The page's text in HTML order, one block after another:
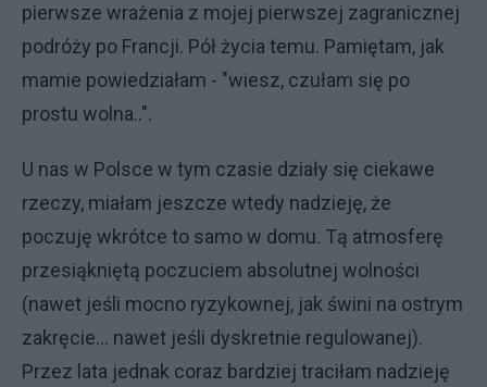
pierwsze wrażenia z mojej pierwszej zagranicznej
podróży po Francji. Pół życia temu. Pamiętam, jak
mamie powiedziałam - "wiesz, czułam się po
prostu wolna..".
U nas w Polsce w tym czasie działy się ciekawe
rzeczy, miałam jeszcze wtedy nadzieję, że
poczuję wkrótce to samo w domu. Tą atmosferę
przesiąkniętą poczuciem absolutnej wolności
(nawet jeśli mocno ryzykownej, jak świni na ostrym
zakręcie... nawet jeśli dyskretnie regulowanej).
Przez lata jednak coraz bardziej traciłam nadzieję